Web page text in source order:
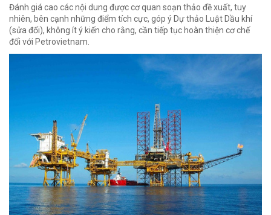
Đánh giá cao các nội dung được cơ quan soạn thảo đề xuất, tuy
nhiên, bên cạnh những điểm tích cực, góp ý Dự thảo Luật Dầu khí
(sửa đổi), không ít ý kiến cho rằng, cần tiếp tục hoàn thiện cơ chế
đối với Petrovietnam.